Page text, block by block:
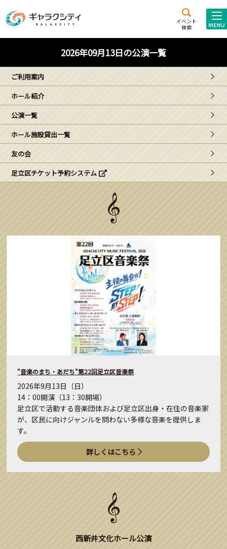
イベント
検索
施設案内
西新井
文化ホール
ギャラクシティとは
こどもみーてぃんぐ
Gがくえん
ブランドからのお知らせ
2026年09月13日の公演一覧
ご利用案内
ホール紹介
公演一覧
ホール施設貸出一覧
友の会
足立区チケット予約システム
"音楽のまち・あだち"第22回足立区音楽祭
2026年9月13日（日）
14：00開演（13：30開場）
足立区で活動する音楽団体および足立区出身・在住の音楽家
が、区民に向けジャンルを問わない多様な音楽を提供しま
す。
詳しくはこちら
西新井文化ホール公演